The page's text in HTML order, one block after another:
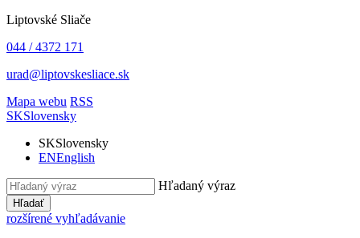
Liptovské Sliače
044 / 4372 171
urad@liptovskesliace.sk
Mapa webu RSS
SKSlovensky
SKSlovensky
ENEnglish
Hľadaný výraz
Hľadať
rozšírené vyhľadávanie